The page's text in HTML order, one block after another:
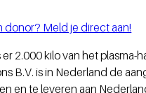
donor? Meld je direct aan!
er 2.000 kilo van het
B.V. is in Nederland de
en te leveren aan